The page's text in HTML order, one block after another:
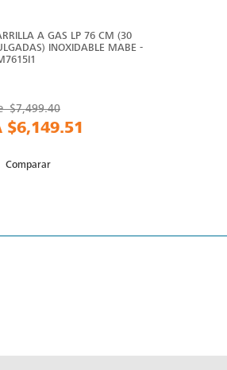
A GAS LP 76 CM (30
INOXIDABLE MABE -
$7,499.40
$6,149.51
Comparar